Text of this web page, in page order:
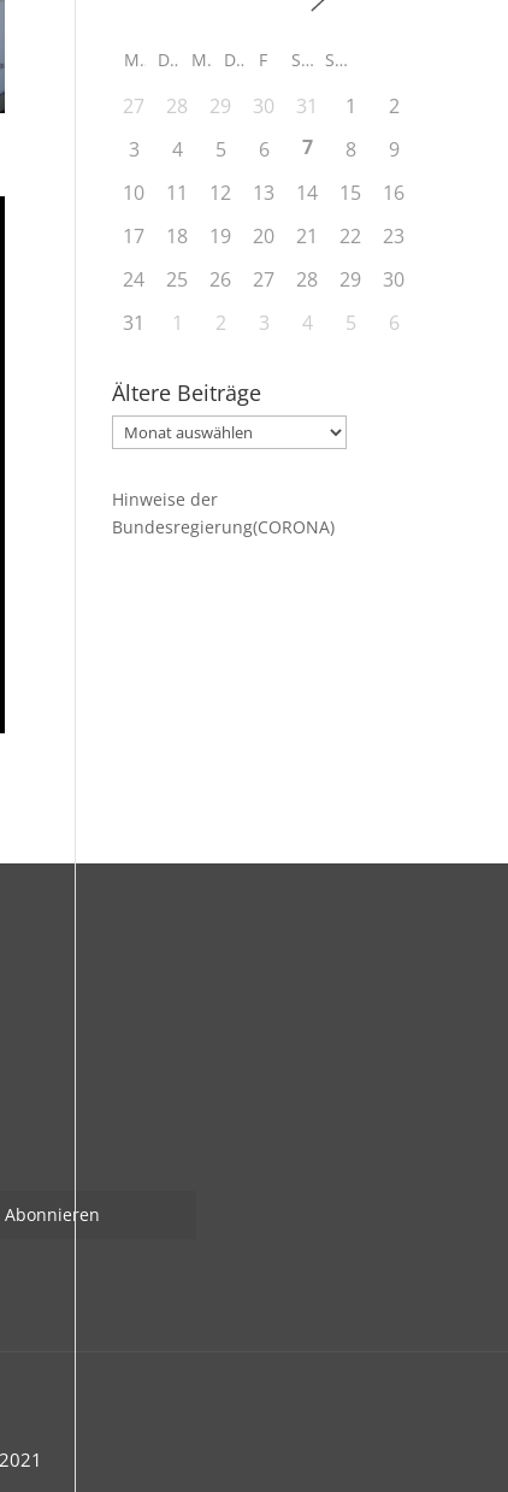
M D M D F S S
27 28 29 30 31 1
2
3
4 5 6 7 8
9
10
11 12 13 14 15
16
17
18 19 20 21 22
23
24
25 26 27 28 29
30
31
1 2 3 4 5 6
Ältere Beiträge
Ältere
Beiträge
Hinweise der
Bundesregierung(CORONA)